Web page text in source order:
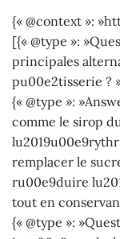
{« @context »:
[{« @type »:
principales
pu00e2tisserie ?
{« @type »:
comme le sirop
remplacer le
ru00e9duire
tout en
{« @type »: